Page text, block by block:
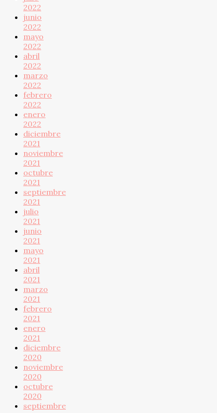
2022
junio
2022
mayo
2022
abril
2022
marzo
2022
febrero
2022
enero
2022
diciembre
2021
noviembre
2021
octubre
2021
septiembre
2021
julio
2021
junio
2021
mayo
2021
abril
2021
marzo
2021
febrero
2021
enero
2021
diciembre
2020
noviembre
2020
octubre
2020
septiembre